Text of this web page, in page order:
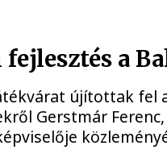
a
újítottak fel
Gerstmár